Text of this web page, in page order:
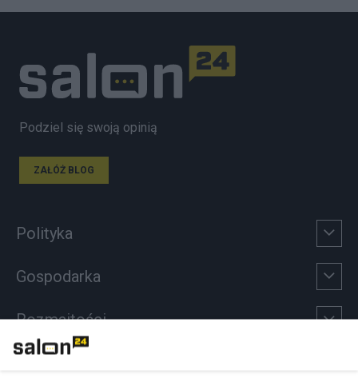
Podziel się swoją opinią
ZAŁÓŻ BLOG
Polityka
Gospodarka
Rozmaitości